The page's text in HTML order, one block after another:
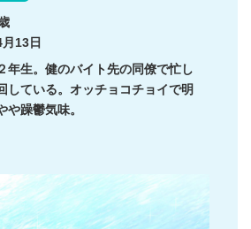
13日
年生。健のバイト先の同僚で忙し
している。オッチョコチョイで明
や躁鬱気味。